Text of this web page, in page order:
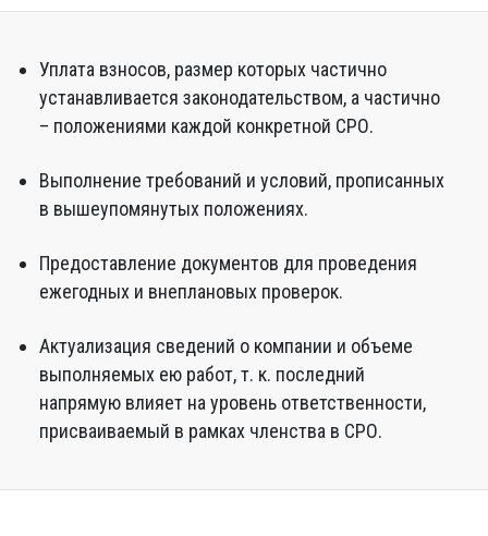
Уплата взносов, размер которых частично
устанавливается законодательством, а частично
– положениями каждой конкретной СРО.
Выполнение требований и условий, прописанных
в вышеупомянутых положениях.
Предоставление документов для проведения
ежегодных и внеплановых проверок.
Актуализация сведений о компании и объеме
выполняемых ею работ, т. к. последний
напрямую влияет на уровень ответственности,
присваиваемый в рамках членства в СРО.